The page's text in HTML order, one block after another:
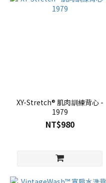
XY-Stretch® 肌肉訓練背心 -
1979
NT$980